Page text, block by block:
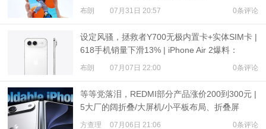
布朗 07月31日 20:57 0条评论
设定风骚，拯救者Y700无极内置卡+实体SIM卡 |
618手机销量下滑13% | iPhone Air 2爆料：
3500mAh电池
布朗 07月07日 22:00 0条评论
等等党落泪，REDMI部分产品涨价200到300元 |
5大厂的阔折叠/大屏机/小平板布局、折叠屏
iPhone爆料
方查理 07月06日 21:06 0条评论